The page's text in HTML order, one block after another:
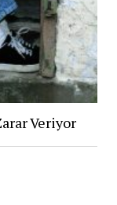
Veriyor